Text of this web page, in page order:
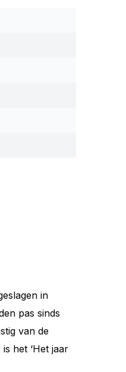
in
pas sinds
van de
het ‘Het jaar